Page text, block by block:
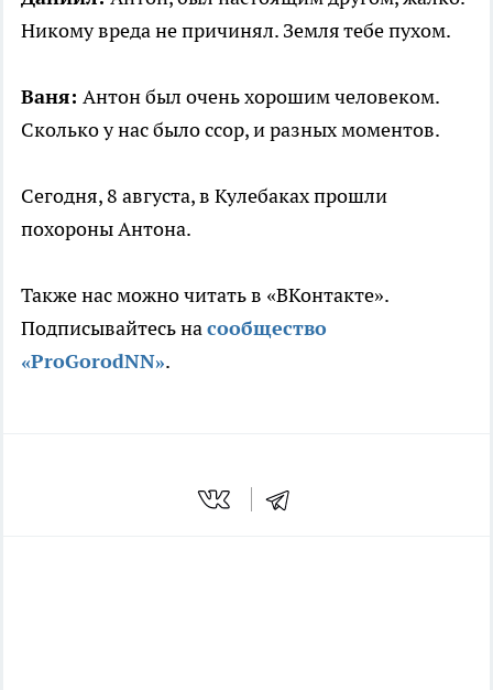
Никому вреда не причинял. Земля тебе пухом.
Ваня: Антон был очень хорошим человеком.
Сколько у нас было ссор, и разных моментов.
Сегодня, 8 августа, в Кулебаках прошли
похороны Антона.
Также нас можно читать в «ВКонтакте».
Подписывайтесь насообщество
«ProGorodNN».